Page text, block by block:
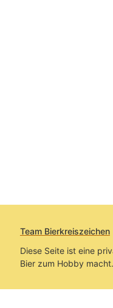
Team Bierkreiszeichen
Diese Seite ist eine
Bier zum Hobby macht.
Sie befinden sich auf